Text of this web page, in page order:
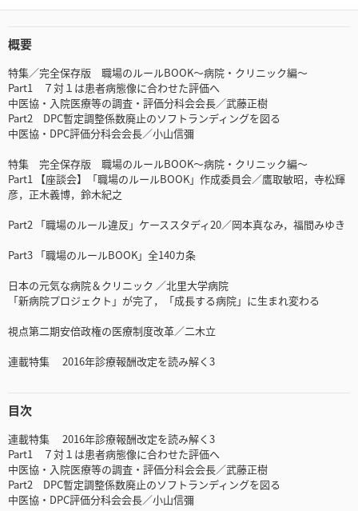
概要
特集／完全保存版 職場のルールBOOK～病院・クリニック編～
Part1 ７対１は患者病態像に合わせた評価へ
中医協・入院医療等の調査・評価分科会会長／武藤正樹
Part2 DPC暫定調整係数廃止のソフトランディングを図る
中医協・DPC評価分科会会長／小山信彌
特集 完全保存版 職場のルールBOOK～病院・クリニック編～
Part1 【座談会】「職場のルールBOOK」作成委員会／鷹取敏昭，寺松輝
彦，正木義博，鈴木紀之
Part2 「職場のルール違反」ケーススタディ20／岡本真なみ，福間みゆき
Part3 「職場のルールBOOK」全140カ条
日本の元気な病院＆クリニック ／北里大学病院
「新病院プロジェクト」が完了，「成長する病院」に生まれ変わる
視点第二期安倍政権の医療制度改革／二木立
連載特集 2016年診療報酬改定を読み解く3
目次
連載特集 2016年診療報酬改定を読み解く3
Part1 ７対１は患者病態像に合わせた評価へ
中医協・入院医療等の調査・評価分科会会長／武藤正樹
Part2 DPC暫定調整係数廃止のソフトランディングを図る
中医協・DPC評価分科会会長／小山信彌